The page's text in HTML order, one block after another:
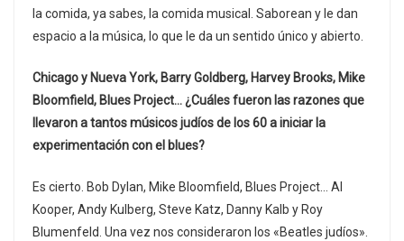
la comida, ya sabes, la comida musical. Saborean y le dan
espacio a la música, lo que le da un sentido único y abierto.
Chicago y Nueva York, Barry Goldberg, Harvey Brooks, Mike
Bloomfield, Blues Project… ¿Cuáles fueron las razones que
llevaron a tantos músicos judíos de los 60 a iniciar la
experimentación con el blues?
Es cierto. Bob Dylan, Mike Bloomfield, Blues Project… Al
Kooper, Andy Kulberg, Steve Katz, Danny Kalb y Roy
Blumenfeld. Una vez nos consideraron los «Beatles judíos».